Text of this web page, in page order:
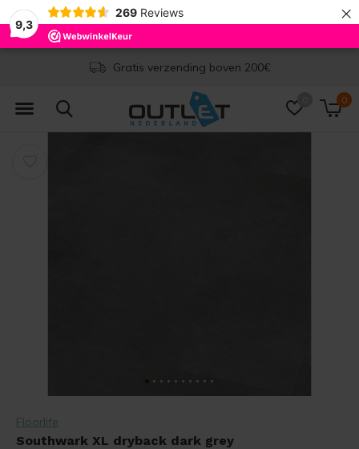
9,3
269 Reviews ×
0
Levertijd 1-2 werkdagen
Floorlife
Southwark XL dryback dark grey